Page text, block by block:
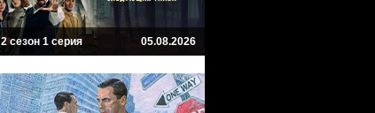
2 сезон 1 серия 05.08.2026